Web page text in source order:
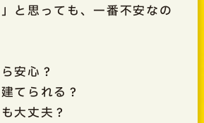
」と思っても、一番不安なの
安心？
てられる？
大丈夫？